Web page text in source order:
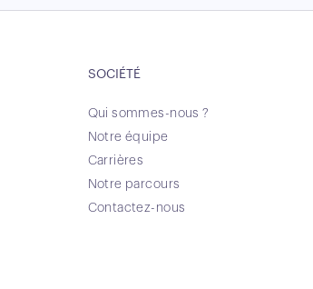
SOCIÉTÉ
Qui sommes-nous ?
Notre équipe
Carrières
Notre parcours
Contactez-nous